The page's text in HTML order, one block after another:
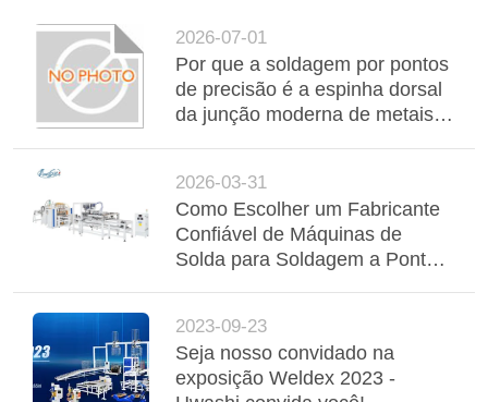
2026-07-01
Por que a soldagem por pontos
de precisão é a espinha dorsal
da junção moderna de metais
2026-03-31
Como Escolher um Fabricante
Confiável de Máquinas de
Solda para Soldagem a Ponto
de Arame
2023-09-23
Seja nosso convidado na
exposição Weldex 2023 -